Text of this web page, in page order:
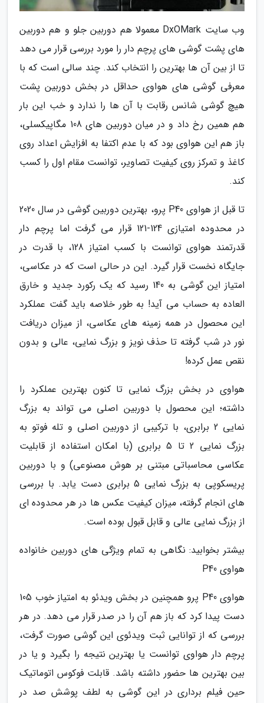
وب سایت DxOMark معمولا هم دوربین جلو و هم دوربین
های پشت گوشی های پرچم دار را مورد بررسی قرار می دهد
تا از بین آن ها بهترین را انتخاب کند. چند سالی است که با
معرفی گوشی های هواوی حداقل در بخش دوربین پشت
هیچ گوشی شانس رقابت با آن ها را ندارد و خب این بار
هم همین رخ داد و در میان دوربین های 108 مگاپیکسلی،
باز هم این هواوی بود که با عدم اکتفا به افزایش اعداد روی
کاغذ و تمرکز روی کیفیت تصاویر، توانست مقام اول را کسب
کند.
تا قبل از هواوی P40 پرو، بهترین دوربین گوشی در سال 2020
در محدوده امتیازی 124-121 قرار می گرفت اما پرچم دار
قدرتمند هواوی توانست با کسب امتیاز 128، با قدرت در
جایگاه نخست قرار گیرد. این در حالی است که در عکاسی،
امتیاز این گوشی به 140 رسید که یک رکورد جدید و خارق
العاده به حساب می آید! به طور خلاصه باید گفت عملکرد
این محصول در همه زمینه های عکاسی، از میزان دریافت
نور در شب گرفته تا حذف نویز و بزرگ نمایی، عالی و بدون
نقص عمل کرده!
هواوی در بخش بزرگ نمایی تا کنون بهترین عملکرد را
داشته؛ این محصول با دوربین اصلی می تواند به بزرگ
نمایی 2 برابری، با ترکیبی از دوربین اصلی و تله فوتو به
بزرگ نمایی 2 تا 5 برابری (با امکان استفاده از قابلیت
عکاسی محاسباتی مبتنی بر هوش مصنوعی) و با دوربین
پریسکوپی به بزرگ نمایی 5 برابری دست یابد. با بررسی
های انجام گرفته، میزان کیفیت عکس ها در هر محدوده ای
از بزرگ نمایی عالی و قابل قبول بوده است.
بیشتر بخوابید: نگاهی به تمام ویژگی های دوربین خانواده
هواوی P40
هواوی P40 پرو همچنین در بخش ویدئو به امتیاز خوب 105
دست پیدا کرد که باز هم آن را در صدر قرار می دهد. در هر
بررسی که از توانایی ثبت ویدئوی این گوشی صورت گرفت،
پرچم دار هواوی توانست یا بهترین نتیجه را بگیرد و یا در
بین بهترین ها حضور داشته باشد. قابلت فوکوس اتوماتیک
حین فیلم برداری در این گوشی به لطف پوشش صد در